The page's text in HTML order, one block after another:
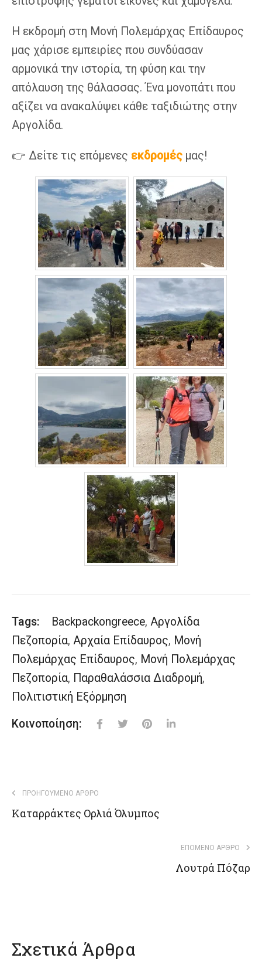
Η εκδρομή στη Μονή Πολεμάρχας Επίδαυρος
μας χάρισε εμπειρίες που συνδύασαν
αρμονικά την ιστορία, τη φύση και την
απόλαυση της θάλασσας. Ένα μονοπάτι που
αξίζει να ανακαλύψει κάθε ταξιδιώτης στην
Αργολίδα.
👉 Δείτε τις επόμενες εκδρομές μας!
Tags: Backpackongreece, Αργολίδα
Πεζοπορία, Αρχαία Επίδαυρος, Μονή
Πολεμάρχας Επίδαυρος, Μονή Πολεμάρχας
Πεζοπορία, Παραθαλάσσια Διαδρομή,
Πολιτιστική Εξόρμηση
Κοινοποίηση:
ΠΡΟΗΓΟΎΜΕΝΟ ΆΡΘΡΟ
Καταρράκτες Ορλιά Όλυμπος
ΕΠΌΜΕΝΟ ΆΡΘΡΟ
Λουτρά Πόζαρ
Σχετικά Άρθρα